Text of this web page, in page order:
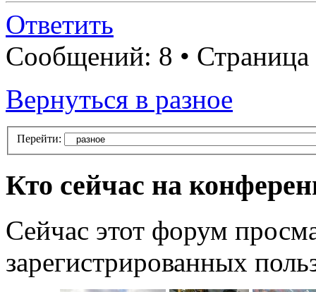
Ответить
Сообщений: 8 • Страница
Вернуться в разное
Перейти:
Кто сейчас на
Сейчас этот форум
зарегистрированных